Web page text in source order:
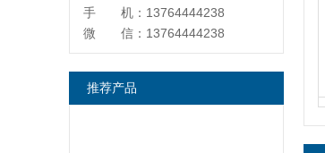
手 机：13764444238
微 信：13764444238
推荐产品